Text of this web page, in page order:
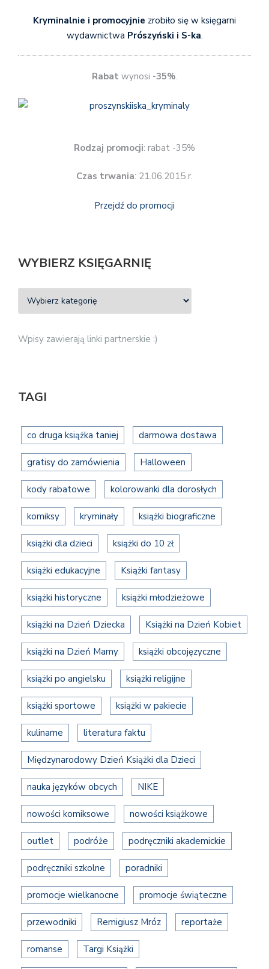
Kryminalnie i promocyjnie zrobiło się w księgarni
wydawnictwa Prószyński i S-ka.
Rabat wynosi -35%.
Rodzaj promocji: rabat -35%
Czas trwania: 21.06.2015 r.
Przejdź do promocji
WYBIERZ KSIĘGARNIĘ
Wpisy zawierają linki partnerskie :)
TAGI
co druga książka taniej darmowa dostawa
gratisy do zamówienia Halloween
kody rabatowe kolorowanki dla dorosłych
komiksy kryminały książki biograficzne
książki dla dzieci książki do 10 zł
książki edukacyjne Książki fantasy
książki historyczne książki młodzieżowe
książki na Dzień Dziecka Książki na Dzień Kobiet
książki na Dzień Mamy książki obcojęzyczne
książki po angielsku książki religijne
książki sportowe książki w pakiecie
kulinarne literatura faktu
Międzynarodowy Dzień Książki dla Dzieci
nauka języków obcych NIKE
nowości komiksowe nowości książkowe
outlet podróże podręczniki akademickie
podręczniki szkolne poradniki
promocje wielkanocne promocje świąteczne
przewodniki Remigiusz Mróz reportaże
romanse Targi Książki